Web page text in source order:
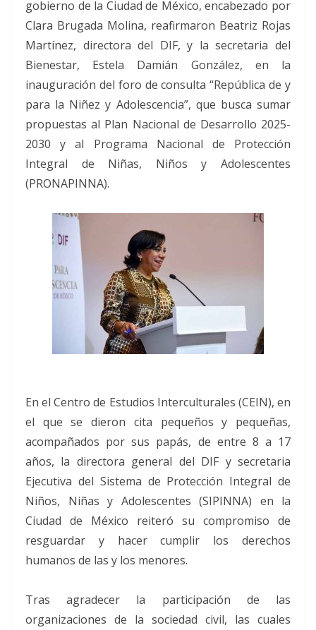
gobierno de la Ciudad de México, encabezado por
Clara Brugada Molina, reafirmaron Beatriz Rojas
Martínez, directora del DIF, y la secretaria del
Bienestar, Estela Damián González, en la
inauguración del foro de consulta “República de y
para la Niñez y Adolescencia”, que busca sumar
propuestas al Plan Nacional de Desarrollo 2025-
2030 y al Programa Nacional de Protección
Integral de Niñas, Niños y Adolescentes
(PRONAPINNA).
En el Centro de Estudios Interculturales (CEIN), en
el que se dieron cita pequeños y pequeñas,
acompañados por sus papás, de entre 8 a 17
años, la directora general del DIF y secretaria
Ejecutiva del Sistema de Protección Integral de
Niños, Niñas y Adolescentes (SIPINNA) en la
Ciudad de México reiteró su compromiso de
resguardar y hacer cumplir los derechos
humanos de las y los menores.
Tras agradecer la participación de las
organizaciones de la sociedad civil, las cuales